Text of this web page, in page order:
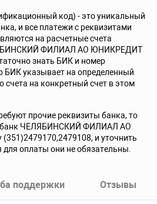
код) - это уникальный
и все платежи с реквизитами
на расчетные счета
ФИЛИАЛ АО ЮНИКРЕДИТ
знать БИК и номер
БИК указывает на определенный
счета на конкретный счет в этом
прочие реквизиты банка, то
банк ЧЕЛЯБИНСКИЙ ФИЛИАЛ АО
и уточнить
оплаты они не обязательны.
поддержки Отзывы